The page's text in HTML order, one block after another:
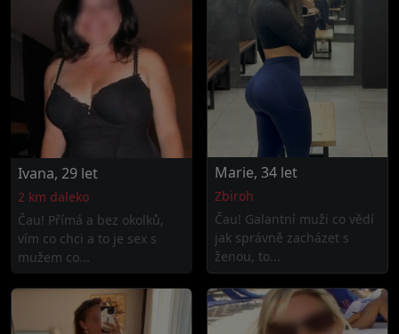
Ivana, 29 let
2 km daleko
Čau! Přímá a bez okolků,
vím co chci a to je sex s
mužem co...
Marie, 34 let
Zbiroh
Čau! Galantní muži co vědí
jak správně zacházet s
ženou, to...